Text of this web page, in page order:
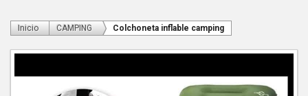
Inicio CAMPING Colchoneta inflable camping